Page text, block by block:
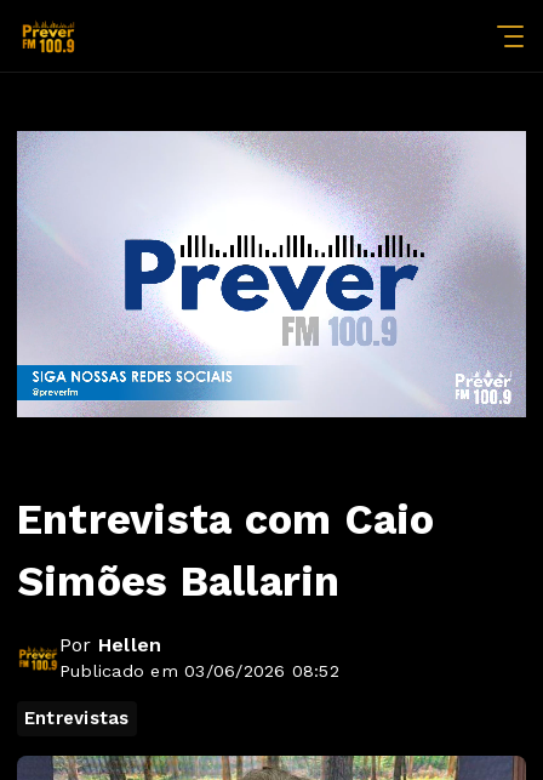
Entrevista com Caio
Simões Ballarin
Por Hellen
Publicado em 03/06/2026 08:52
Entrevistas